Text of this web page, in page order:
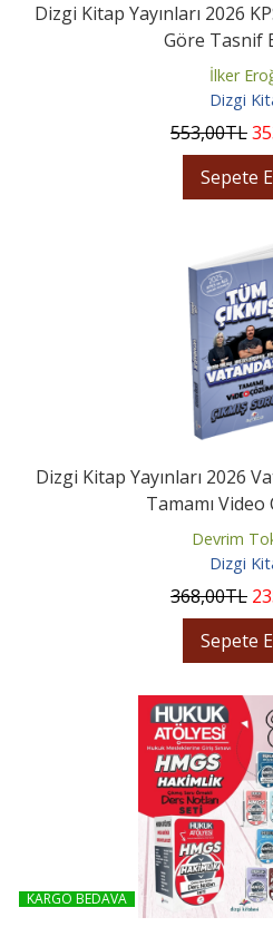
Dizgi Kitap Yayınları 2026
Göre Tasnif
İlker
Dizgi
553,00TL
Sepete
Dizgi Kitap Yayınları 2026
Tamamı Video
Devrim
Dizgi
368,00TL
Sepete
KARGO BEDAVA